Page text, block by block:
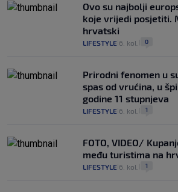
Ovo su najbolji
koje vrijedi posjetiti.
hrvatski
LIFESTYLE 6. kol. 0
Prirodni fenomen u
spas od vrućina, u
godine 11 stupnjeva
LIFESTYLE 6. kol. 1
FOTO, VIDEO/
među turistima na
LIFESTYLE 6. kol. 1